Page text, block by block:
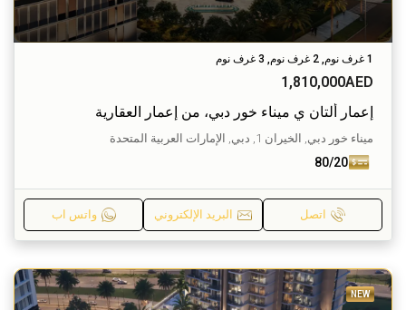
1 غرف نوم, 2 غرف نوم, 3 غرف نوم
1,810,000AED
إعمار ألتان ي ميناء خور دبي، من إعمار العقارية
ميناء خور دبي, الخيران 1, دبي, الإمارات العربية المتحدة
80/20
اتصل البريد الإلكتروني واتس اب
NEW